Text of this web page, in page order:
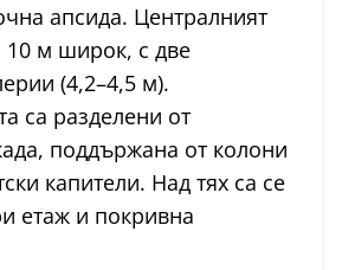
апсида. Централният
10 м широк, с две
(4,2–4,5 м).
са разделени от
поддържана от колони
капители. Над тях са се
етаж и покривна